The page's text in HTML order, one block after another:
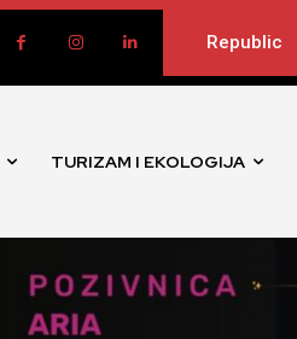
Republic
TURIZAM I EKOLOGIJA